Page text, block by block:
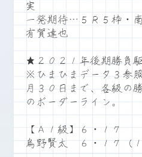
実
一発期待…５Ｒ５枠・
有賀達也
★２０２１年後期勝負
※ひまひまデータ３参
月３０日まで、各級の
のボーダーライン。
【Ａ１級】６・１７
烏野賢太 ６・１７（１